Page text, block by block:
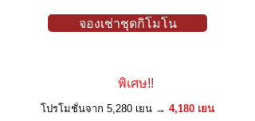
จองเช่าชุดกิโมโน
พิเศษ!!
โปรโมชั่นจาก 5,280 เยน → 4,180 เยน